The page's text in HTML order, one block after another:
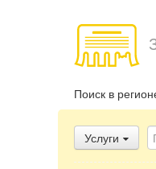
Поиск в
Услуги